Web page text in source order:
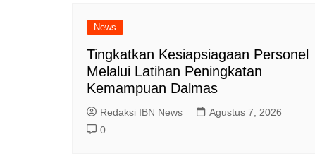
News
Tingkatkan Kesiapsiagaan Personel
Melalui Latihan Peningkatan
Kemampuan Dalmas
Redaksi IBN News
Agustus 7, 2026
0